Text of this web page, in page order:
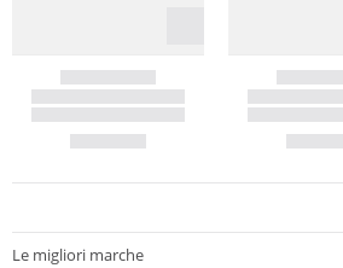
Le migliori marche